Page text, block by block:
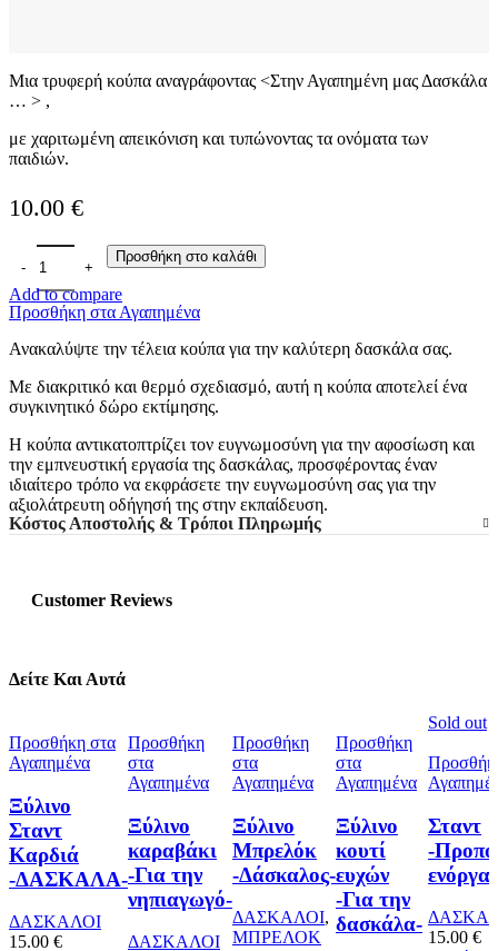
Μια τρυφερή κούπα αναγράφοντας <Στην Αγαπημένη μας Δασκάλα
… > ,
με χαριτωμένη απεικόνιση και τυπώνοντας τα ονόματα των
παιδιών.
10.00 €
Κούπα - Στην Αγαπημένη Δασκάλα ποσότητα
Προσθήκη στο καλάθι
Add to compare
Προσθήκη στα Αγαπημένα
Ανακαλύψτε την τέλεια κούπα για την καλύτερη δασκάλα σας.
Με διακριτικό και θερμό σχεδιασμό, αυτή η κούπα αποτελεί ένα
συγκινητικό δώρο εκτίμησης.
Η κούπα αντικατοπτρίζει τον ευγνωμοσύνη για την αφοσίωση και
την εμπνευστική εργασία της δασκάλας, προσφέροντας έναν
ιδιαίτερο τρόπο να εκφράσετε την ευγνωμοσύνη σας για την
αξιολάτρευτη οδήγησή της στην εκπαίδευση.
Κόστος Αποστολής & Τρόποι Πληρωμής
Customer Reviews
Δείτε Και Αυτά
Προσθήκη στα
Αγαπημένα
Ξύλινο
Σταντ
Καρδιά
-ΔΑΣΚΑΛΑ-
ΔΑΣΚΑΛΟΙ
15.00 €
Προσθήκη
στα
Αγαπημένα
Ξύλινο
καραβάκι
-Για την
νηπιαγωγό-
ΔΑΣΚΑΛΟΙ
Προσθήκη
στα
Αγαπημένα
Ξύλινο
Μπρελόκ
-Δάσκαλος-
ΔΑΣΚΑΛΟΙ,
ΜΠΡΕΛΟΚ
Προσθήκη
στα
Αγαπημένα
Ξύλινο
κουτί
ευχών
-Για την
δασκάλα-
Sold out
Σταντ
-
15.00 €